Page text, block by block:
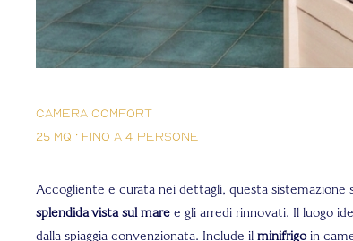
Camera Comfort
25 mq · fino a 4 persone
Accogliente e curata nei dettagli, questa sistemazione
splendida vista sul mare e gli arredi rinnovati. Il luogo
dalla spiaggia convenzionata. Include ilminifrigoin